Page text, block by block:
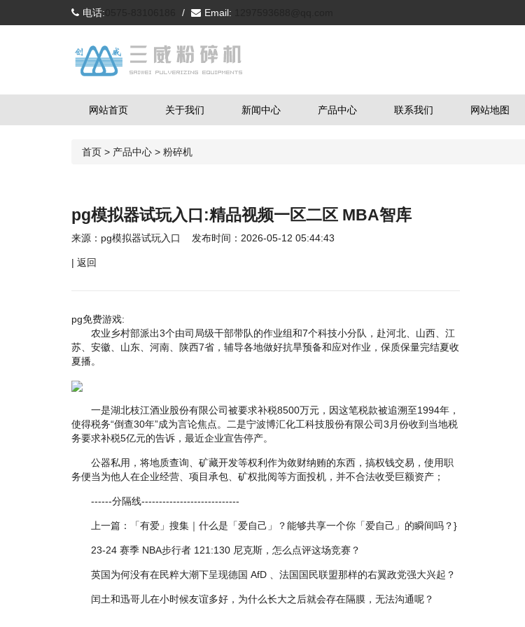
电话: / Email:
网站首页 关于我们 新闻中心 产品中心 联系我们 网站地图
首页 > 产品中心 > 粉碎机
pg模拟器试玩入口:精品视频一区二区 MBA智库
来源： pg模拟器试玩入口 发布时间：2026-05-12 05:44:43
| 返回
pg免费游戏:
农业乡村部派出3个由司局级干部带队的作业组和7个科技小分队，赴河北、山西、江
苏、安徽、山东、河南、陕西7省，辅导各地做好抗旱预备和应对作业，保质保量完结夏收
夏播。
一是湖北枝江酒业股份有限公司被要求补税8500万元，因这笔税款被追溯至1994年，
使得税务“倒查30年”成为言论焦点。二是宁波博汇化工科技股份有限公司3月份收到当地税
务要求补税5亿元的告诉，最近企业宣告停产。
公器私用，将地质查询、矿藏开发等权利作为敛财纳贿的东西，搞权钱交易，使用职
务便当为他人在企业经营、项目承包、矿权批阅等方面投机，并不合法收受巨额资产；
------分隔线----------------------------
上一篇：「有爱」搜集｜什么是「爱自己」？能够共享一个你「爱自己」的瞬间吗？}
23-24 赛季 NBA步行者 121:130 尼克斯，怎么点评这场竞赛？
英国为何没有在民粹大潮下呈现德国 AfD 、法国国民联盟那样的右翼政党强大兴起？
闰土和迅哥儿在小时候友谊多好，为什么长大之后就会存在隔膜，无法沟通呢？